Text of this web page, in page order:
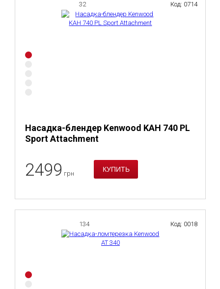
32
Насадка-блендер Kenwood KAH 740 PL
Sport Attachment
Код: 0714
2499 грн
134 Код: 0018